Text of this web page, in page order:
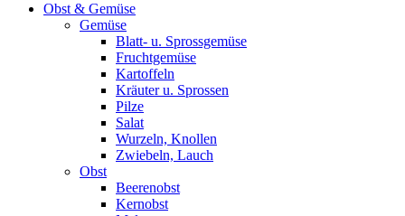
Obst & Gemüse
Gemüse
Blatt- u. Sprossgemüse
Fruchtgemüse
Kartoffeln
Kräuter u. Sprossen
Pilze
Salat
Wurzeln, Knollen
Zwiebeln, Lauch
Obst
Beerenobst
Kernobst